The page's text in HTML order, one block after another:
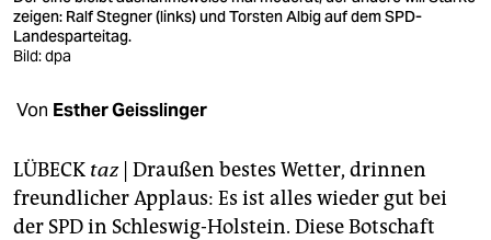
fragen & hilfe
abo
genossenschaft
epaper login
zeigen: Ralf Stegner (links) und Torsten Albig auf dem SPD-
Landesparteitag.
Bild: dpa
Von Esther Geisslinger
LÜBECK taz| Draußen bestes Wetter, drinnen
freundlicher Applaus: Es ist alles wieder gut bei
der SPD in Schleswig-Holstein. Diese Botschaft